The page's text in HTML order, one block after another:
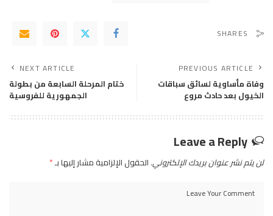
SHARES
PREVIOUS ARTICLE
وفاة مأساوية لسائق سباقات
الخيول بعد حادث مروع
NEXT ARTICLE
ختام المرحلة السابعة من بطولة
الجمهورية للفروسية
Leave a Reply
لن يتم نشر عنوان بريدك الإلكتروني. الحقول الإلزامية مشار إليها بـ*